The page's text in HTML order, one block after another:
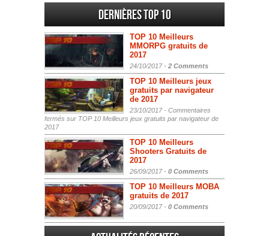
Dernières Top 10
TOP 10 Meilleurs
MMORPG gratuits de
2017
24/10/2017 - 2 Comments
TOP 10 Meilleurs jeux
gratuits par navigateur
de 2017
23/10/2017 - Commentaires
fermés sur TOP 10 Meilleurs jeux gratuits par navigateur de
2017
TOP 10 Meilleurs
Shooters Gratuits de
2017
26/09/2017 - 0 Comments
TOP 10 Meilleurs MOBA
gratuits de 2017
20/09/2017 - 0 Comments